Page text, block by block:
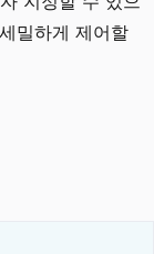
밀하게 제어할